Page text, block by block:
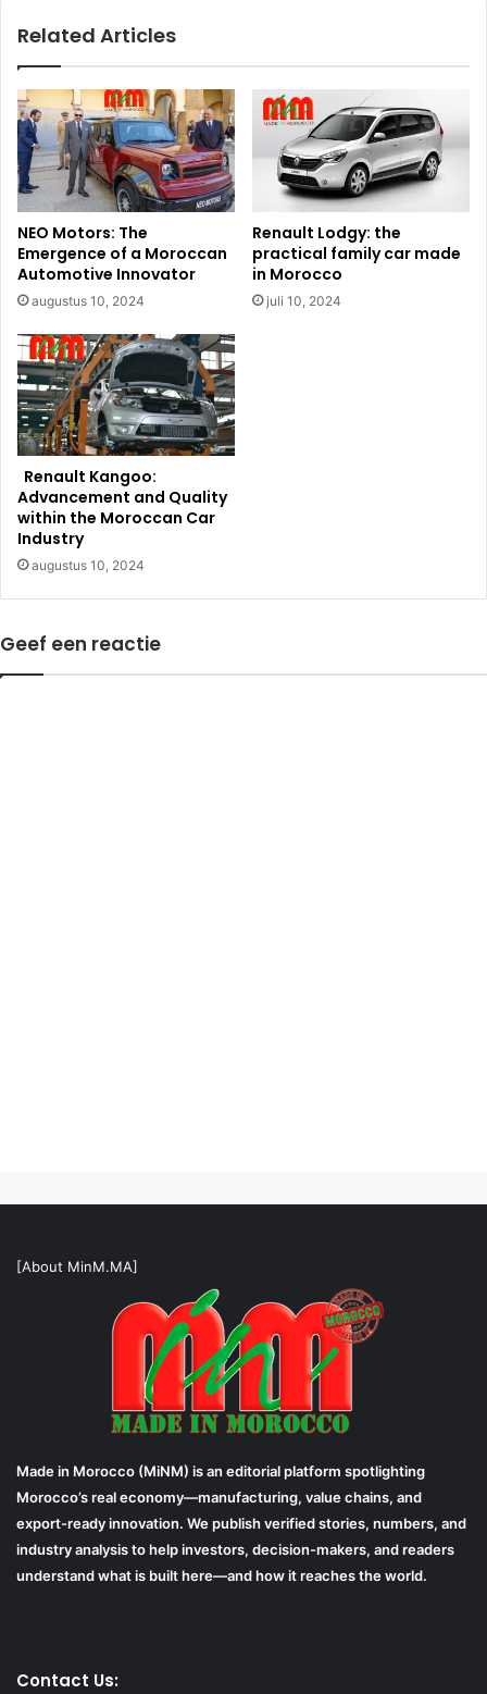
Related Articles
NEO Motors: The
Emergence of a Moroccan
Automotive Innovator
augustus 10, 2024
Renault Lodgy: the
practical family car made
in Morocco
juli 10, 2024
Renault Kangoo:
Advancement and Quality
within the Moroccan Car
Industry
augustus 10, 2024
Geef een reactie
[About MinM.MA]
Made in Morocco (MiNM) is an editorial platform spotlighting
Morocco’s real economy—manufacturing, value chains, and
export-ready innovation. We publish verified stories, numbers, and
industry analysis to help investors, decision-makers, and readers
understand what is built here—and how it reaches the world.
Contact Us: